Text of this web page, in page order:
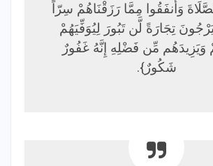
وَأَنفَقُوا مِمَّا رَزَقْنَاهُمْ سِرّاً
يَرْجُونَ تِجَارَةً لَّن تَبُورَ لِيُوَفِّيَهُمْ
وَيَزِيدَهُم مِّن فَضْلِهِ إِنَّهُ غَفُورٌ
شَكُورٌ}.